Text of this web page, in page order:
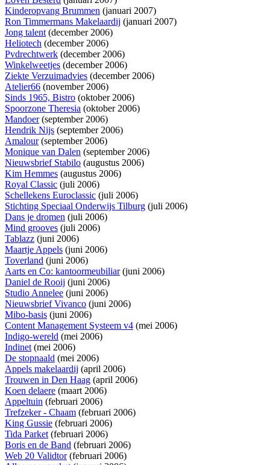
Kinderopvang Brummen (januari 2007)
Ron Timmermans Makelaardij (januari 2007)
Jong talent(december 2006)
Heliotech (december 2006)
Pvdrechtwerk (december 2006)
Winkelweetjes (december 2006)
Ziekte Verzuimadvies (december 2006)
Atelier66 (november 2006)
Sinds 1965, Bistro (oktober 2006)
Spoorzone Theresia (oktober 2006)
Mandoer(september 2006)
Hendrik Nijs (september 2006)
Amalour(september 2006)
Monique van Dalen (september 2006)
Nieuwsbrief Stabilo (augustus 2006)
Kim Hemmes (augustus 2006)
Royal Classic (juli 2006)
Schellekens Euroclassic (juli 2006)
Stichting Speciaal Onderwijs Tilburg (juli 2006)
Dans je dromen (juli 2006)
Mind grooves (juli 2006)
Tablazz (juni 2006)
Maartje Appels (juni 2006)
Toverland (juni 2006)
Aarts en Co: kantoormeubiliar(juni 2006)
Daniel de Rooij (juni 2006)
Studio Annelee (juni 2006)
Nieuwsbrief Vivanco (juni 2006)
Mibo-basis (juni 2006)
Content Management Systeem v4 (mei 2006)
Indigo-wereld (mei 2006)
Indinet(mei 2006)
De stopnaald (mei 2006)
Appels makelaardij (april 2006)
Trouwen in Den Haag (april 2006)
Koen delaere (maart 2006)
Appeltuin (februari 2006)
Trefzeker - Chaam (februari 2006)
King Gussie (februari 2006)
Tida Parket(februari 2006)
Boris en de Band (februari 2006)
Web 20 Validtor(februari 2006)